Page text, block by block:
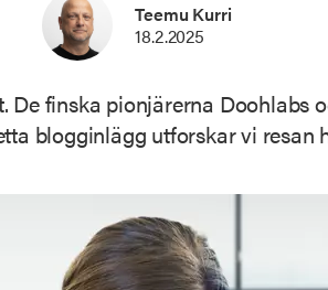
Teemu Kurri
18.2.2025
De finska pionjärerna Doohlabs
blogginlägg utforskar vi